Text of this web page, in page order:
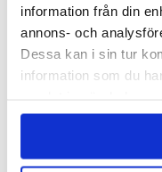
information från din
annons- och
Dessa kan i sin tur
information som du
Bildoft - Gädda
29 kr